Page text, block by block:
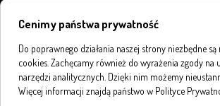
Cenimy państwa prywatność
Do poprawnego działania naszej strony niezbędne
cookies. Zachęcamy również do wyrażenia zgody
narzędzi analitycznych. Dzięki nim możemy
Więcej informacji znajdą państwo w Polityce
O nas
Projekty badawcze
Publikacje
Bazy i aplikacje
Innymi słowy